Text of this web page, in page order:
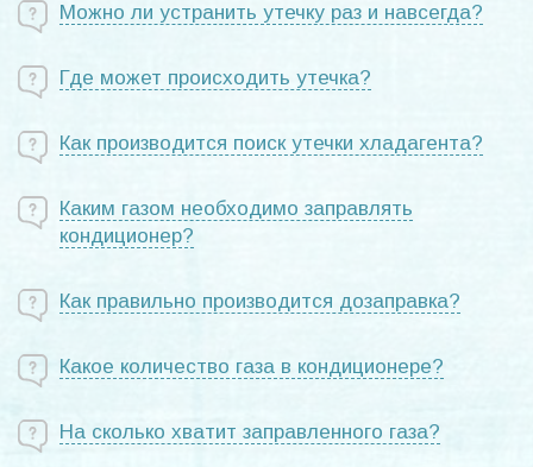
Можно ли устранить утечку раз и навсегда?
Где может происходить утечка?
Как производится поиск утечки хладагента?
Каким газом необходимо заправлять
кондиционер?
Как правильно производится дозаправка?
Какое количество газа в кондиционере?
На сколько хватит заправленного газа?